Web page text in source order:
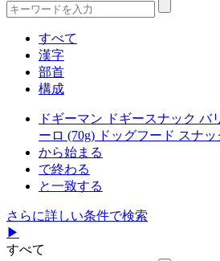
すべて
漢字
部首
構成
ドギーマン ドギースナック バ
ーロ (70g) ドッグフード スナッ
から始まる
で終わる
と一致する
さらに詳しい条件で検索
▶
すべて